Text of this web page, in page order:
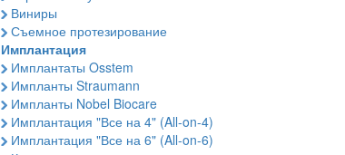
Виниры
Съемное протезирование
Имплантация
Имплантаты Osstem
Импланты Straumann
Импланты Nobel Biocare
Имплантация "Все на 4" (All-on-4)
Имплантация "Все на 6" (All-on-6)